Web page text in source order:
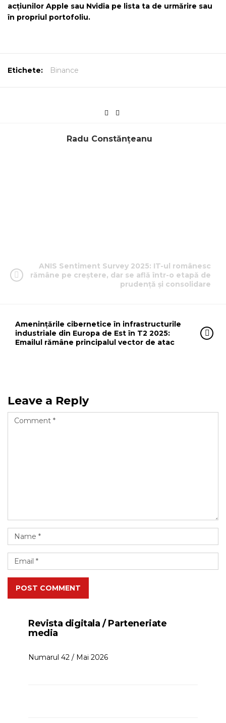
acțiunilor Apple sau Nvidia pe lista ta de urmărire sau
în propriul portofoliu.
Etichete: Binance
Radu Constănțeanu
ANIS Sentiment Survey 2025: IT-ul românesc
rămâne pe creștere, dar se află într-o etapă de
prudență și consolidare
Amenințările cibernetice în infrastructurile
industriale din Europa de Est în T2 2025:
Emailul rămâne principalul vector de atac
Leave a Reply
POST COMMENT
Revista digitala / Parteneriate
media
Numarul 42 / Mai 2026